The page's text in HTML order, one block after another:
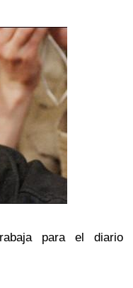
para el diario